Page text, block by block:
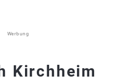
Werbung
Kirchheim